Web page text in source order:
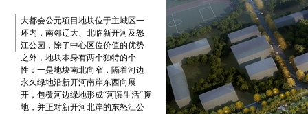
大都会公元项目地块位于主城区一
环内，南邻辽大、北临新开河及怒
江公园，除了中心区位价值的优势
之外，地块本身有两个独特的个
性：一是地块南北向窄，隔着河边
永久绿地沿新开河南岸东西向展
开，包覆河边绿地形成“河滨生活“腹
地，并正对新开河北岸的东怒江公